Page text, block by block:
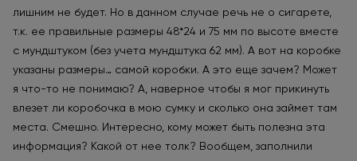
лишним не будет. Но в данном случае речь не о сигарете,
т.к. ее правильные размеры 48*24 и 75 мм по высоте вместе
с мундштуком (без учета мундштука 62 мм). А вот на коробке
указаны размеры… самой коробки. А это еще зачем? Может
я что-то не понимаю? А, наверное чтобы я мог прикинуть
влезет ли коробочка в мою сумку и сколько она займет там
места. Смешно. Интересно, кому может быть полезна эта
информация? Какой от нее толк? Вообщем, заполнили